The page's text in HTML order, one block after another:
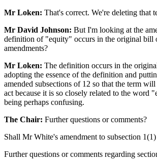
Mr Loken: That's correct. We're deleting that
Mr David Johnson: But I'm looking at the
definition of "equity" occurs in the original bill
amendments?
Mr Loken: The definition occurs in the
adopting the essence of the definition and
amended subsections of 12 so that the term
act because it is so closely related to the word
being perhaps confusing.
The Chair: Further questions or comments?
Shall Mr White's amendment to subsection
Further questions or comments regarding